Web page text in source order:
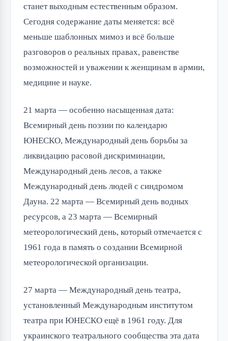
станет выходным естественным образом.
Сегодня содержание даты меняется: всё
меньше шаблонных мимоз и всё больше
разговоров о реальных правах, равенстве
возможностей и уважении к женщинам в армии,
медицине и науке.
21 марта — особенно насыщенная дата:
Всемирный день поэзии по календарю
ЮНЕСКО, Международный день борьбы за
ликвидацию расовой дискриминации,
Международный день лесов, а также
Международный день людей с синдромом
Дауна. 22 марта — Всемирный день водных
ресурсов, а 23 марта — Всемирный
метеорологический день, который отмечается с
1961 года в память о создании Всемирной
метеорологической организации.
27 марта — Международный день театра,
установленный Международным институтом
театра при ЮНЕСКО ещё в 1961 году. Для
украинского театрального сообщества эта дата